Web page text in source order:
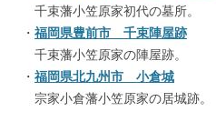
千束藩小笠原家初代の墓所。
・ 福岡県豊前市 千束陣屋跡
千束藩小笠原家の陣屋跡。
・ 福岡県北九州市 小倉城
宗家小倉藩小笠原家の居城跡。